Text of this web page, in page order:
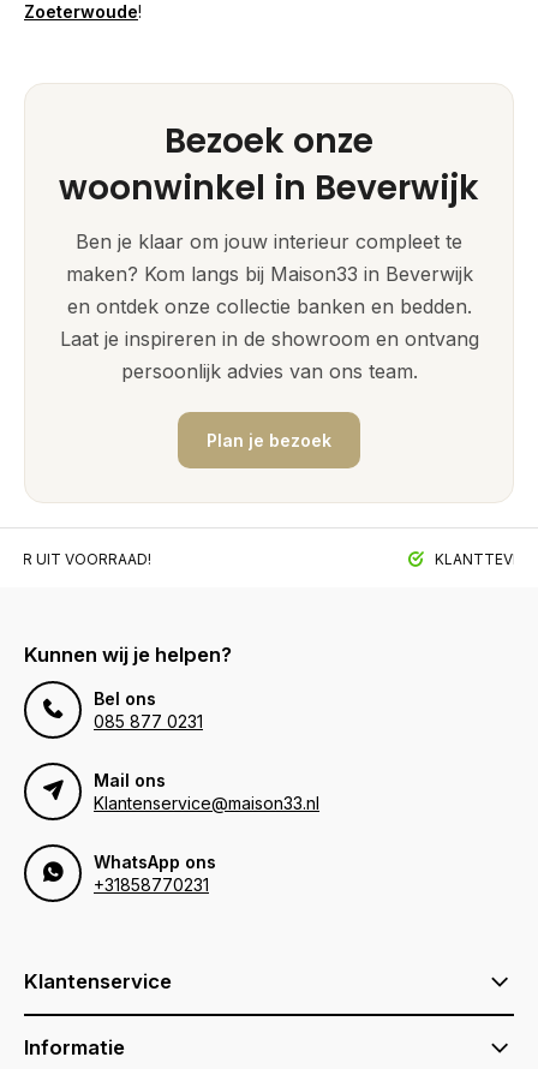
Zoeterwoude!
Bezoek onze
woonwinkel in Beverwijk
Ben je klaar om jouw interieur compleet te
maken? Kom langs bij Maison33 in Beverwijk
en ontdek onze collectie banken en bedden.
Laat je inspireren in de showroom en ontvang
persoonlijk advies van ons team.
Plan je bezoek
UIT VOORRAAD!
Kunnen wij je helpen?
Bel ons
085 877 0231
Mail ons
Klantenservice@maison33.nl
WhatsApp ons
+31858770231
Klantenservice
Informatie